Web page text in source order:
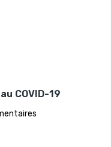
COVID-19